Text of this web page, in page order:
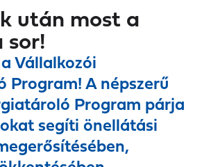
után most a
sor!
Vállalkozói
Program! A népszerű
Program párja
segíti önellátási